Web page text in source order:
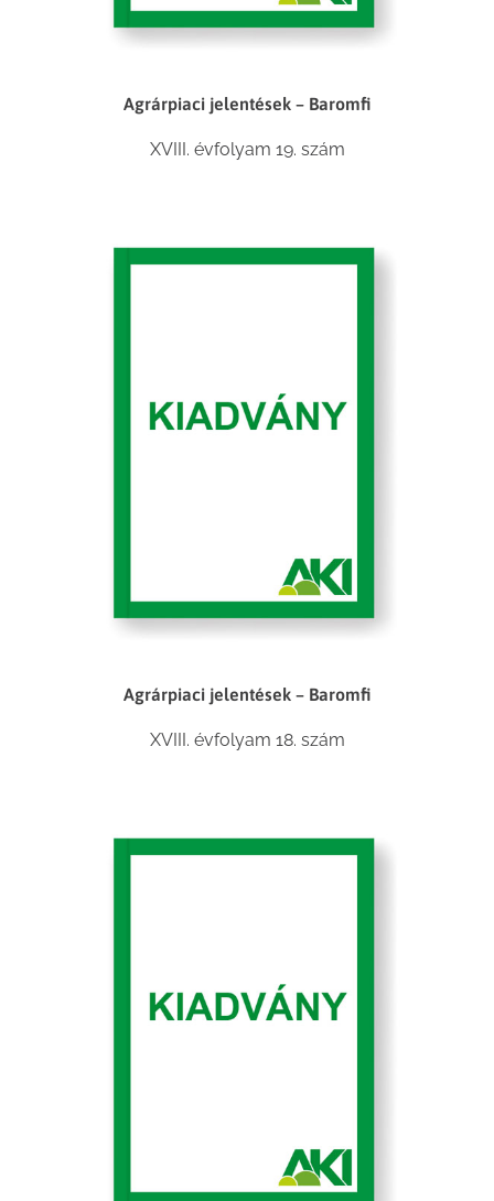
Agrárpiaci jelentések – Baromfi
XVIII. évfolyam 19. szám
Agrárpiaci jelentések – Baromfi
XVIII. évfolyam 18. szám